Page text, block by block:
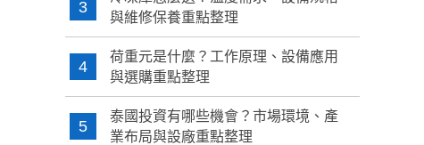
3
與維修保養重點整理
4
荷重元是什麼？工作原理、設備應用
與選購重點整理
5
泰國投資有哪些機會？市場環境、產
業布局與設廠重點整理